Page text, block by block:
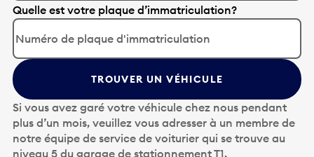
A
p
p
u
y
e
z
s
u
r
Quelle est votre plaque d’immatriculation?
TROUVER UN VÉHICULE
Si vous avez garé votre véhicule chez nous pendant
plus d’un mois, veuillez vous adresser à un membre de
notre équipe de service de voiturier qui se trouve au
niveau 5 du garage de stationnement T1.